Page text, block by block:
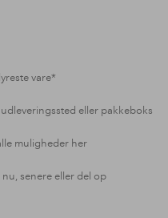
vare*
udleveringssted eller pakkeboks
muligheder her
nu, senere eller del op